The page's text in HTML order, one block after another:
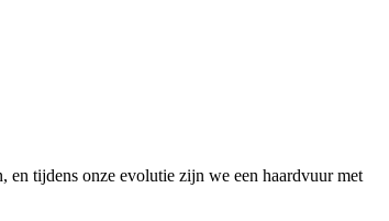
en tijdens onze evolutie zijn we een haardvuur met